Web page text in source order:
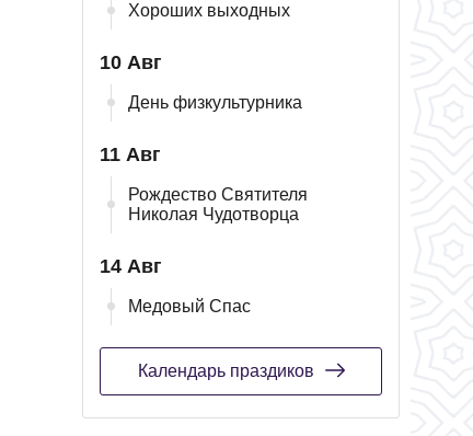
Хороших выходных
10 Авг
День физкультурника
11 Авг
Рождество Святителя
Николая Чудотворца
14 Авг
Медовый Спас
Календарь праздиков